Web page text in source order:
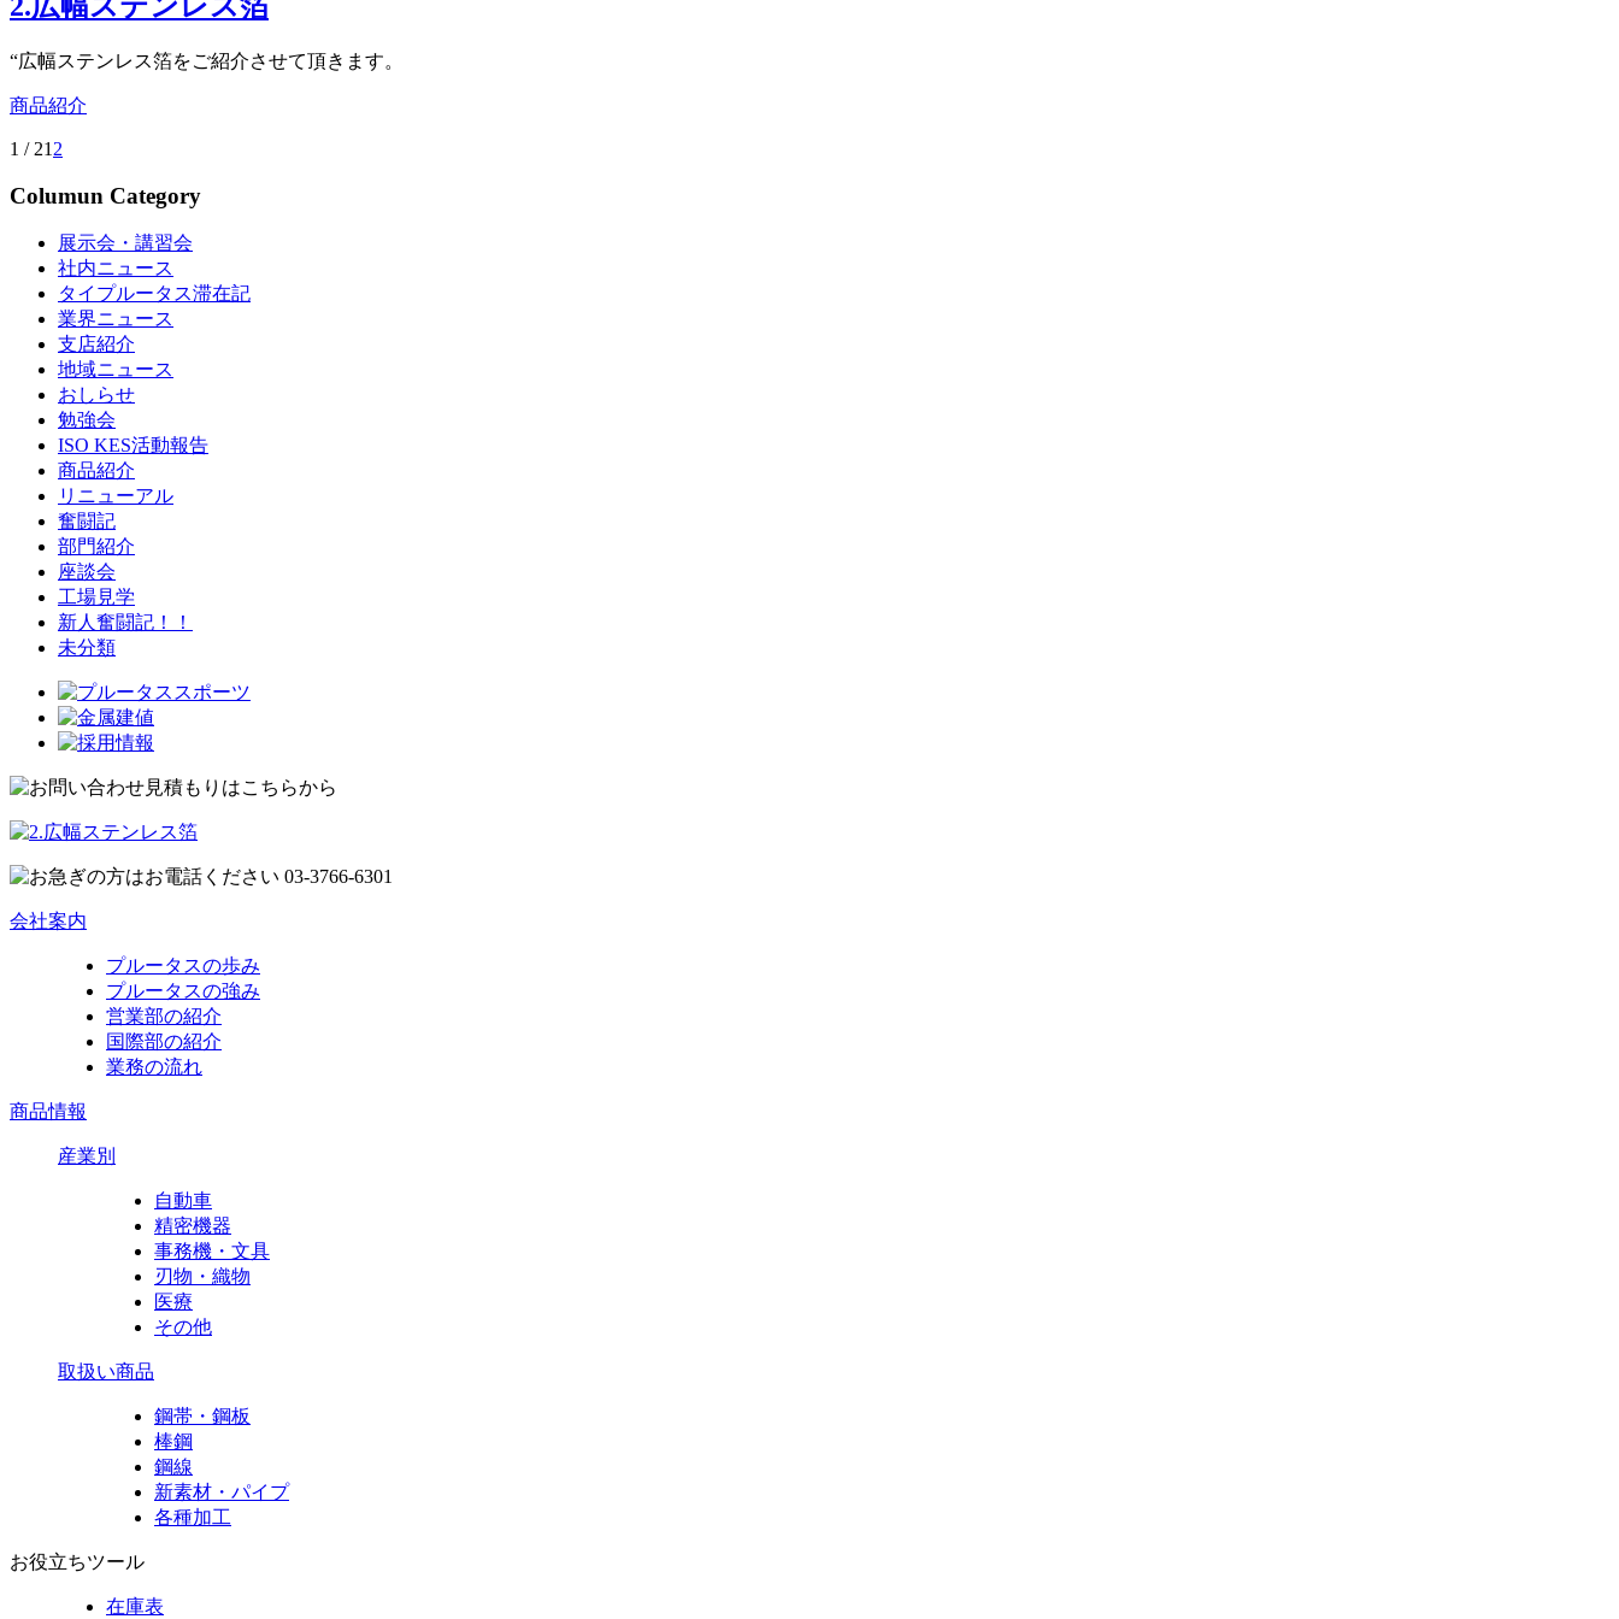
“広幅ステンレス箔をご紹介させて頂きます。
商品紹介
1 / 21 2
Columun Category
展示会・講習会
社内ニュース
タイプルータス滞在記
業界ニュース
支店紹介
地域ニュース
おしらせ
勉強会
ISO KES活動報告
商品紹介
リニューアル
奮闘記
部門紹介
座談会
工場見学
新人奮闘記！！
未分類
会社案内
プルータスの歩み
プルータスの強み
営業部の紹介
国際部の紹介
業務の流れ
商品情報
産業別
自動車
精密機器
事務機・文具
刃物・織物
医療
その他
取扱い商品
鋼帯・鋼板
棒鋼
鋼線
新素材・パイプ
各種加工
お役立ちツール
在庫表